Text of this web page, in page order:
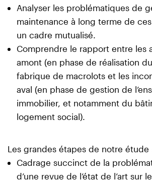
Analyser les problématiques de
maintenance à long terme de
un cadre mutualisé.
Comprendre le rapport entre les
amont (en phase de réalisation
fabrique de macrolots et les
aval (en phase de gestion de
immobilier, et notamment du
logement social).
Les grandes étapes de notre étude
Cadrage succinct de la
d’une revue de l’état de l’art sur